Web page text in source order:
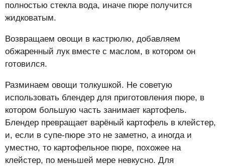
полностью стекла вода, иначе пюре получится
жидковатым.
Возвращаем овощи в кастрюлю, добавляем
обжаренный лук вместе с маслом, в котором он
готовился.
Разминаем овощи толкушкой. Не советую
использовать блендер для приготовления пюре, в
котором большую часть занимает картофель.
Блендер превращает варёный картофель в клейстер,
и, если в супе-пюре это не заметно, а иногда и
уместно, то картофельное пюре, похожее на
клейстер, по меньшей мере невкусно. Для